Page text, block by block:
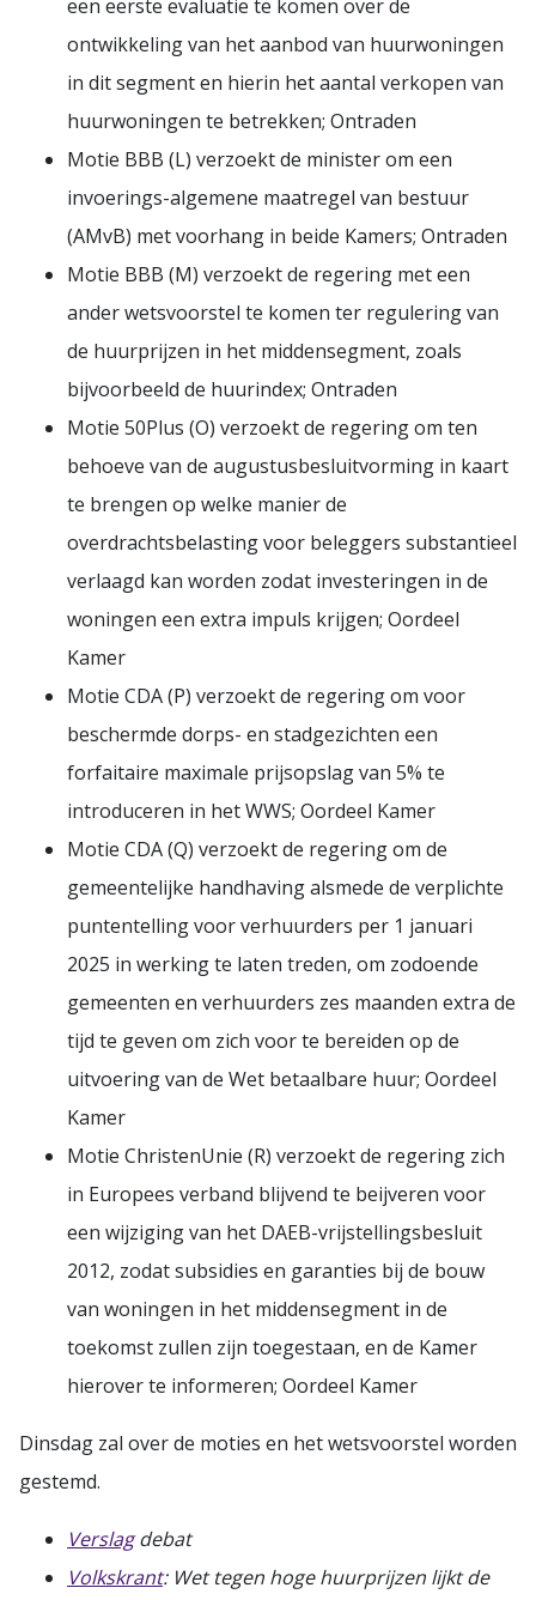
een eerste evaluatie te komen over de
ontwikkeling van het aanbod van huurwoningen
in dit segment en hierin het aantal verkopen van
huurwoningen te betrekken; Ontraden
Motie BBB (L) verzoekt de minister om een
invoerings-algemene maatregel van bestuur
(AMvB) met voorhang in beide Kamers; Ontraden
Motie BBB (M) verzoekt de regering met een
ander wetsvoorstel te komen ter regulering van
de huurprijzen in het middensegment, zoals
bijvoorbeeld de huurindex; Ontraden
Motie 50Plus (O) verzoekt de regering om ten
behoeve van de augustusbesluitvorming in kaart
te brengen op welke manier de
overdrachtsbelasting voor beleggers substantieel
verlaagd kan worden zodat investeringen in de
woningen een extra impuls krijgen; Oordeel
Kamer
Motie CDA (P) verzoekt de regering om voor
beschermde dorps- en stadgezichten een
forfaitaire maximale prijsopslag van 5% te
introduceren in het WWS; Oordeel Kamer
Motie CDA (Q) verzoekt de regering om de
gemeentelijke handhaving alsmede de verplichte
puntentelling voor verhuurders per 1 januari
2025 in werking te laten treden, om zodoende
gemeenten en verhuurders zes maanden extra de
tijd te geven om zich voor te bereiden op de
uitvoering van de Wet betaalbare huur; Oordeel
Kamer
Motie ChristenUnie (R) verzoekt de regering zich
in Europees verband blijvend te beijveren voor
een wijziging van het DAEB-vrijstellingsbesluit
2012, zodat subsidies en garanties bij de bouw
van woningen in het middensegment in de
toekomst zullen zijn toegestaan, en de Kamer
hierover te informeren; Oordeel Kamer
Dinsdag zal over de moties en het wetsvoorstel worden
gestemd.
Verslagdebat
Volkskrant: Wet tegen hoge huurprijzen lijkt de